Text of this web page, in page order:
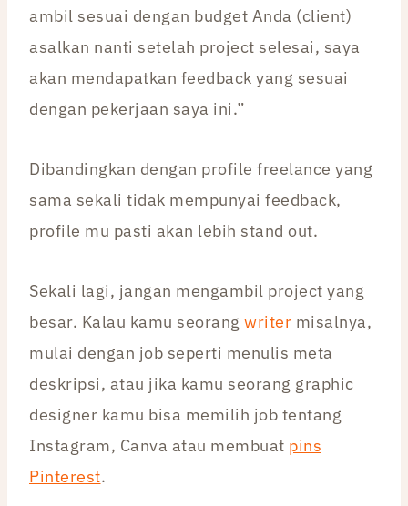
ambil sesuai dengan budget Anda (client)
asalkan nanti setelah project selesai, saya
akan mendapatkan feedback yang sesuai
dengan pekerjaan saya ini.”
Dibandingkan dengan profile freelance yang
sama sekali tidak mempunyai feedback,
profile mu pasti akan lebih stand out.
Sekali lagi, jangan mengambil project yang
besar. Kalau kamu seorang writer misalnya,
mulai dengan job seperti menulis meta
deskripsi, atau jika kamu seorang graphic
designer kamu bisa memilih job tentang
Instagram, Canva atau membuat pins
Pinterest.